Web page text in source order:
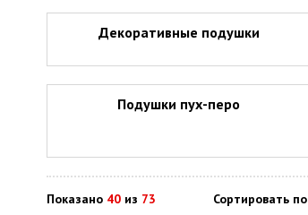
Декоративные подушки
Подушки пух-перо
Показано 40 из 73 Сортировать по